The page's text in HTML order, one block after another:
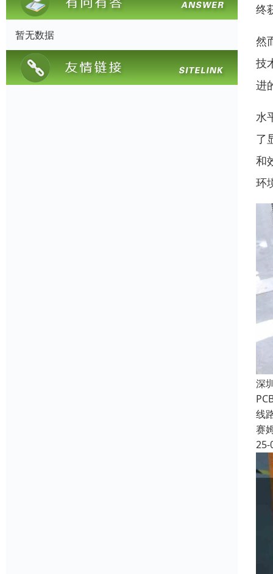
暂无数据
终
然
技
进
水
了
和
环
深
线
赛
25-